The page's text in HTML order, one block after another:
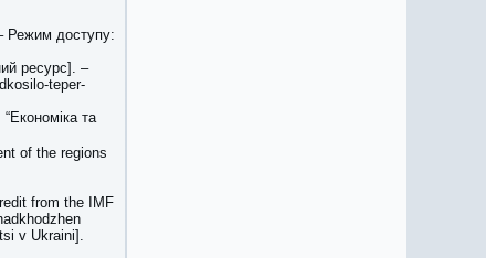
Режим доступу:
ресурс]. –
teper-
та
of the regions
from the IMF
v Ukraini].